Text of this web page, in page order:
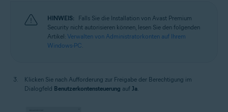
HINWEIS:
Falls Sie die Installation von Avast Premium
Security nicht autorisieren können, lesen Sie den folgenden
Artikel: Verwalten von Administratorkonten auf Ihrem
Windows-PC.
Klicken Sie nach Aufforderung zur Freigabe der Berechtigung im
Dialogfeld Benutzerkontensteuerung auf Ja.